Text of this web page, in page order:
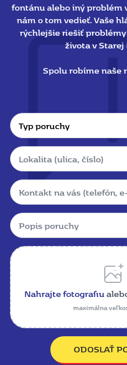
fontánu alebo iný problém
nám o tom vedieť. Vaše
rýchlejšie riešiť
života v Starej
Spolu robíme naše
Typ
poruchy
*
Lokalita
Kontakt
Popis
poruchy
*
Name
Nahrajte fotografiu
maximálna
ODOSLAŤ